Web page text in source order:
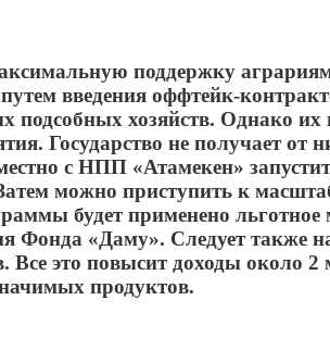
поддержку
введения оффтейк-
хозяйств. Однако их
Государство не получает от
с НПП «Атамекен»
можно приступить к
будет применено
Фонда «Даму». Следует также
Все это повысит доходы около
продуктов.